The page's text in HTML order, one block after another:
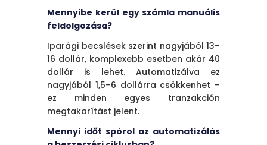
Mennyibe kerül egy számla manuális
feldolgozása?
Iparági becslések szerint nagyjából 13–
16 dollár, komplexebb esetben akár 40
dollár is lehet. Automatizálva ez
nagyjából 1,5–6 dollárra csökkenhet –
ez minden egyes tranzakción
megtakarítást jelent.
Mennyi időt spórol az automatizálás